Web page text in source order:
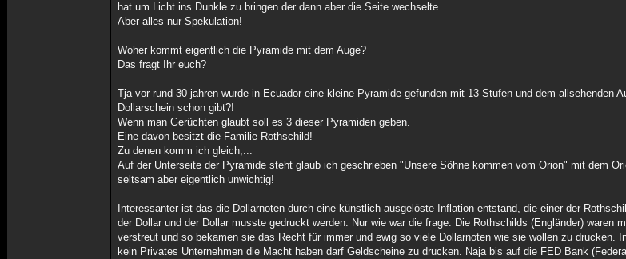
hat um Licht ins Dunkle zu bringen der dann aber die Seite wechselte.
Aber alles nur Spekulation!
Woher kommt eigentlich die Pyramide mit dem Auge?
Das fragt Ihr euch?
Tja vor rund 30 jahren wurde in Ecuador eine kleine Pyramide gefunden mit 13 Stufen und dem allsehenden
Dollarschein schon gibt?!
Wenn man Gerüchten glaubt soll es 3 dieser Pyramiden geben.
Eine davon besitzt die Familie Rothschild!
Zu denen komm ich gleich,...
Auf der Unterseite der Pyramide steht glaub ich geschrieben "Unsere Söhne kommen vom Orion" mit dem
seltsam aber eigentlich unwichtig!
Interessanter ist das die Dollarnoten durch eine künstlich ausgelöste Inflation entstand, die einer der
der Dollar und der Dollar musste gedruckt werden. Nur wie war die frage. Die Rothschilds (Engländer) waren
verstreut und so bekamen sie das Recht für immer und ewig so viele Dollarnoten wie sie wollen zu drucken.
kein Privates Unternehmen die Macht haben darf Geldscheine zu drucken. Naja bis auf die FED Bank